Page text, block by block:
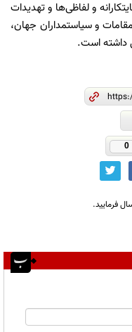
و لفاظی‌ها و تهدیدات
و سیاستمداران جهان،
داشته است.
0
فرمایید.